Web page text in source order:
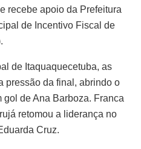
recebe apoio da Prefeitura
de Incentivo Fiscal de
de Itaquaquecetuba, as
pressão da final, abrindo o
de Ana Barboza. Franca
retomou a liderança no
Cruz.